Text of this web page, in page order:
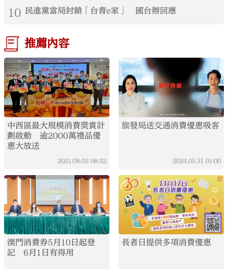
10 民進黨當局封鎖「台青e家」 國台辦回應
推薦內容
中西區最大規模消費獎賞計
劃啟動 逾2000萬禮品優
惠大放送
2021.08.02 08:32
旅發局送交通消費優惠吸客
2024.05.31 01:00
澳門消費券5月10日起登
記 6月1日有得用
長者日提供多項消費優惠